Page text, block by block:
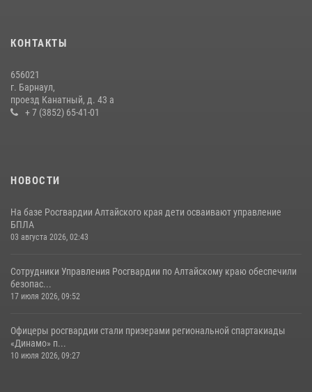
КОНТАКТЫ
656021
г. Барнаул,
проезд Канатный, д. 43 а
+ 7 (3852) 65-41-01
НОВОСТИ
На базе Росгвардии Алтайского края дети осваивают управление
БПЛА
03 августа 2026, 02:43
Сотрудники Управления Росгвардии по Алтайскому краю обеспечили
безопас...
17 июля 2026, 09:52
Офицеры росгвардии стали призерами региональной спартакиады
«Динамо» п...
10 июля 2026, 09:27